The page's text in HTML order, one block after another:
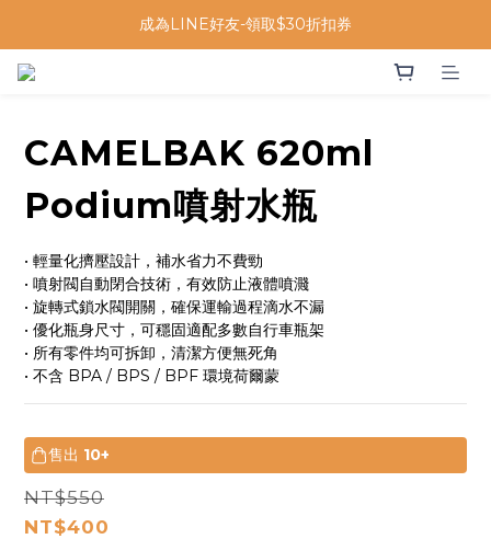
成為LINE好友-領取$30折扣券
CAMELBAK 620ml
Podium噴射水瓶
• 輕量化擠壓設計，補水省力不費勁
• 噴射閥自動閉合技術，有效防止液體噴濺
• 旋轉式鎖水閥開關，確保運輸過程滴水不漏
• 優化瓶身尺寸，可穩固適配多數自行車瓶架
• 所有零件均可拆卸，清潔方便無死角
• 不含 BPA / BPS / BPF 環境荷爾蒙
售出 10+
NT$550
NT$400